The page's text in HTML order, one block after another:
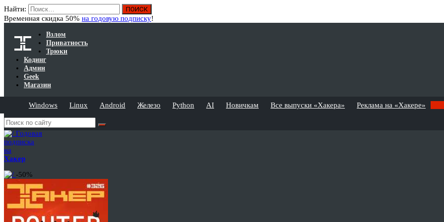
Найти:
Временная скидка 50% на годовую подписку!
Взлом
Приватность
Трюки
Кодинг
Админ
Geek
Магазин
Windows Linux Android Железо Python AI Новичкам Все выпуски «Хакера» Реклама на «Хакере»
Годовая
подписка
на
Хакер
-50%